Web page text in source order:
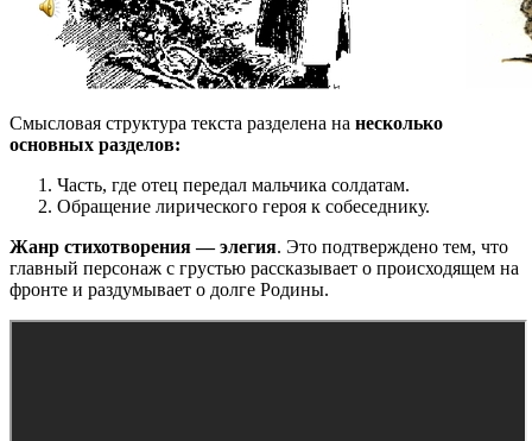
Смысловая структура текста разделена на несколько
основных разделов:
Часть, где отец передал мальчика солдатам.
Обращение лирического героя к собеседнику.
Жанр стихотворения — элегия. Это подтверждено тем, что
главный персонаж с грустью рассказывает о происходящем на
фронте и раздумывает о долге Родины.